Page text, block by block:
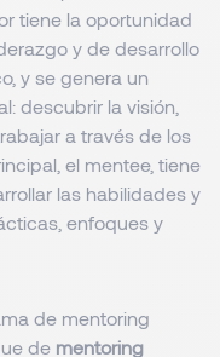
tiene la oportunidad
y de desarrollo
y se genera un
descubrir la visión,
a través de los
el mentee, tiene
las habilidades y
enfoques y
de mentoring
de mentoring